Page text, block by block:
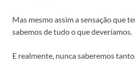
Mas mesmo assim a sensação que
sabemos de tudo o que deveríamos.
E realmente, nunca saberemos